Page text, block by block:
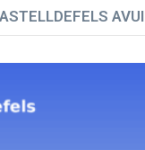
AVUI